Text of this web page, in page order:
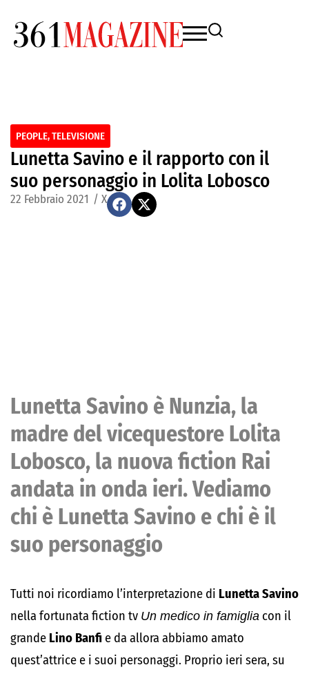
PEOPLE,TELEVISIONE
Lunetta Savino e il rapporto con il
suo personaggio in Lolita Lobosco
22 Febbraio 2021 / X
Lunetta Savino è Nunzia, la
madre del vicequestore Lolita
Lobosco, la nuova fiction Rai
andata in onda ieri. Vediamo
chi è Lunetta Savino e chi è il
suo personaggio
Tutti noi ricordiamo l’interpretazione di Lunetta Savino
nella fortunata fiction tv Un medico in famiglia con il
grande Lino Banfi e da allora abbiamo amato
quest’attrice e i suoi personaggi. Proprio ieri sera, su